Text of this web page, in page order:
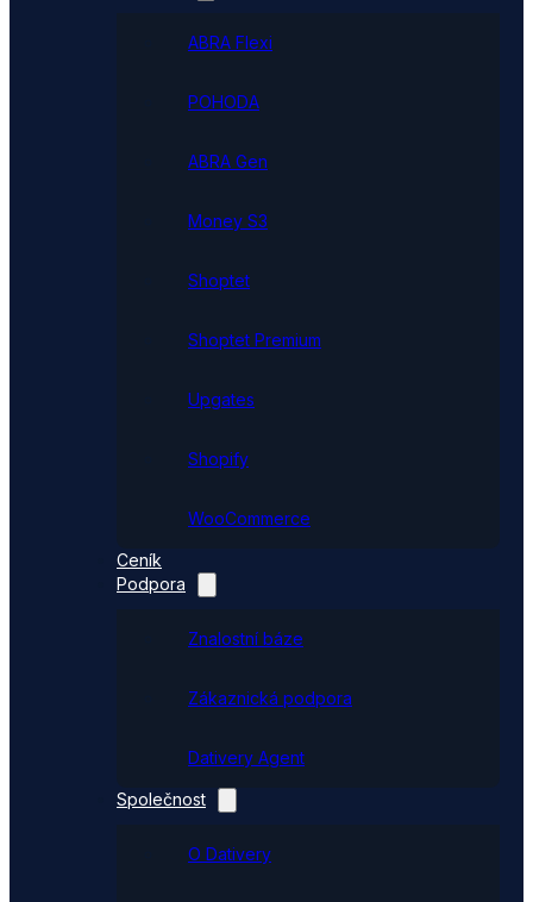
ABRA Flexi
POHODA
ABRA Gen
Money S3
Shoptet
Shoptet Premium
Upgates
Shopify
WooCommerce
Ceník
Podpora
Znalostní báze
Zákaznická podpora
Dativery Agent
Společnost
O Dativery